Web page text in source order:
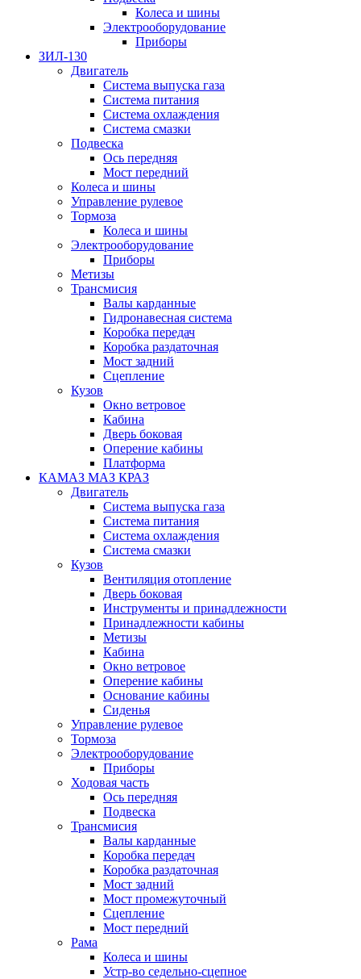
Колеса и шины
Электрооборудование
Приборы
ЗИЛ-130
Двигатель
Система выпуска газа
Система питания
Система охлаждения
Система смазки
Подвеска
Ось передняя
Мост передний
Колеса и шины
Управление рулевое
Тормоза
Колеса и шины
Электрооборудование
Приборы
Метизы
Трансмисия
Валы карданные
Гидронавесная система
Коробка передач
Коробка раздаточная
Мост задний
Сцепление
Кузов
Окно ветровое
Кабина
Дверь боковая
Оперение кабины
Платформа
КАМАЗ МАЗ КРАЗ
Двигатель
Система выпуска газа
Система питания
Система охлаждения
Система смазки
Кузов
Вентиляция отопление
Дверь боковая
Инструменты и принадлежности
Принадлежности кабины
Метизы
Кабина
Окно ветровое
Оперение кабины
Основание кабины
Сиденья
Управление рулевое
Тормоза
Электрооборудование
Приборы
Ходовая часть
Ось передняя
Подвеска
Трансмисия
Валы карданные
Коробка передач
Коробка раздаточная
Мост задний
Мост промежуточный
Сцепление
Мост передний
Рама
Колеса и шины
Устр-во седельно-сцепное